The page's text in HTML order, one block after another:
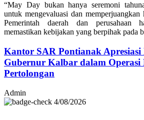
“May Day bukan hanya seremoni
untuk mengevaluasi dan
Pemerintah daerah dan perusahaan
memastikan kebijakan yang berpihak pada
Kantor SAR Pontianak
Gubernur Kalbar dalam Operasi
Pertolongan
Admin
4/08/2026